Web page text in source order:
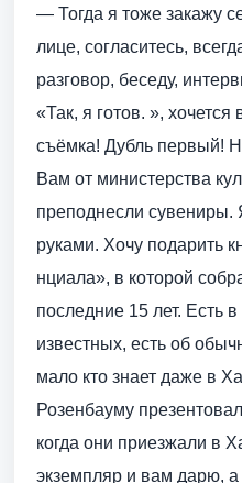
— Тогда я тоже закажу
лице, согласитесь,
разговор, беседу,
«Так, я готов. »,
съёмка! Дубль первый!
Вам от министерства
преподнесли сувениры.
руками. Хочу подарить
нциала», в которой
последние 15 лет. Есть
известных, есть об
мало кто знает даже в
Розенбауму
когда они приезжали в
экземпляр и вам дарю,